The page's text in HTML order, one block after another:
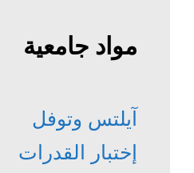
مواد جامعية
آيلتس وتوفل
إختبار القدرات